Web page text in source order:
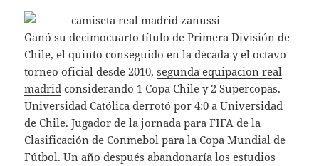
Ganó su decimocuarto título de Primera División de
Chile, el quinto conseguido en la década y el octavo
torneo oficial desde 2010,segunda equipacion real
madrid considerando 1 Copa Chile y 2 Supercopas.
Universidad Católica derrotó por 4:0 a Universidad
de Chile. Jugador de la jornada para FIFA de la
Clasificación de Conmebol para la Copa Mundial de
Fútbol. Un año después abandonaría los estudios